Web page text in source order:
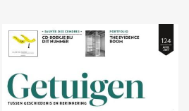
Nr. 124 (04/2017) Muziek in de
kampen